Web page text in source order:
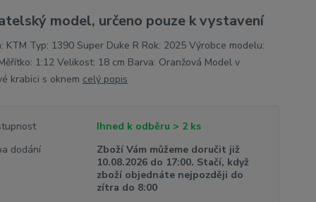
model, určeno pouze k vystavení
KTM Typ: 1390 Super Duke R Rok: 2025 Výrobce modelu:
1:12 Velikost: 18 cm Barva: Oranžová Model v
krabici s oknem celý popis
Ihned k odběru > 2 ks
dodání
Zboží Vám můžeme doručit již
10.08.2026 do 17:00. Stačí, když
zboží objednáte nejpozději do
zítra do 8:00